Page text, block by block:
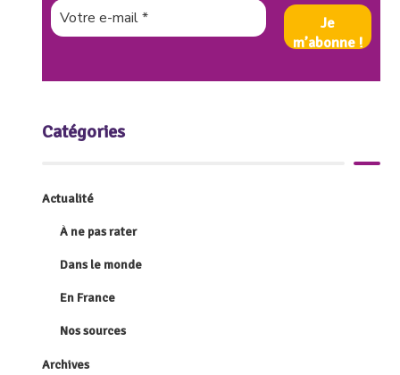
Catégories
Actualité
À ne pas rater
Dans le monde
En France
Nos sources
Archives